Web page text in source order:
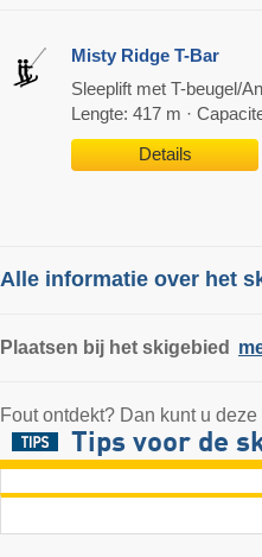
Misty Ridge T-Bar
Sleeplift met T-beugel/
Lengte: 417 m ·
Details
Alle informatie over het
Plaatsen bij het skigebied
Fout ontdekt? Dan kunt u deze
Tips voor de